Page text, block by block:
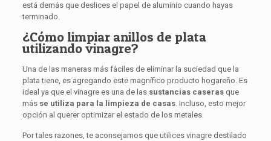
está demás que deslices el papel de aluminio cuando hayas
terminado.
¿Cómo limpiar anillos de plata
utilizando vinagre?
Una de las maneras más fáciles de eliminar la suciedad que la
plata tiene, es agregando este magnífico producto hogareño. Es
ideal ya que el vinagre es una de las sustancias caseras que
másse utiliza para la limpieza de casas. Incluso, esto mejor
opción al querer optimizar el estado de los metales.
Por tales razones, te aconsejamos que utilices vinagre destilado